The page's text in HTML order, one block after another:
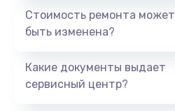
Стоимость ремонта может
быть изменена?
Какие документы выдает
сервисный центр?